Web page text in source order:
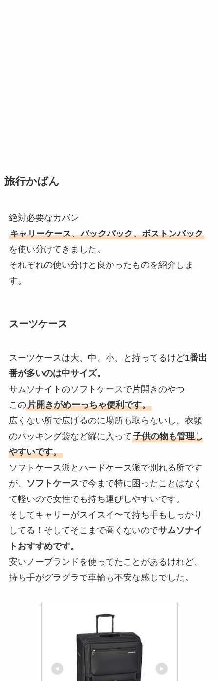
旅行かばん
絶対必要なカバン
キャリーケース、バックパック、ボストンバック
を使い分けてきました。
それぞれの使い分けと良かったものを紹介しま
す。
スーツケース
スーツケースは大、中、小、と持ってるけど1番出
番が多いのは中サイズ。
サムソナイトのソフトケースで片開きのやつ
この片開きがめーっちゃ便利です。
広くない所で広げるのに場所も取らないし、衣類
のパッキング袋など縦に入って子供の物も管理し
やすいです。
ソフトケース派とハードケース派で別れる所です
が、
ソフトケースで今まで特に困ったことはなく
て軽いので女性でも持ち運びしやすいです。
そしてキャリーがスイスイ〜で持ち手もしっかり
してる！そしてそこまで高くないのでサムソナイ
トおすすめです。
安いノーブランドを使ってたことがあるけれど、
持ち手がグラグラで車輪も不安な感じでした。